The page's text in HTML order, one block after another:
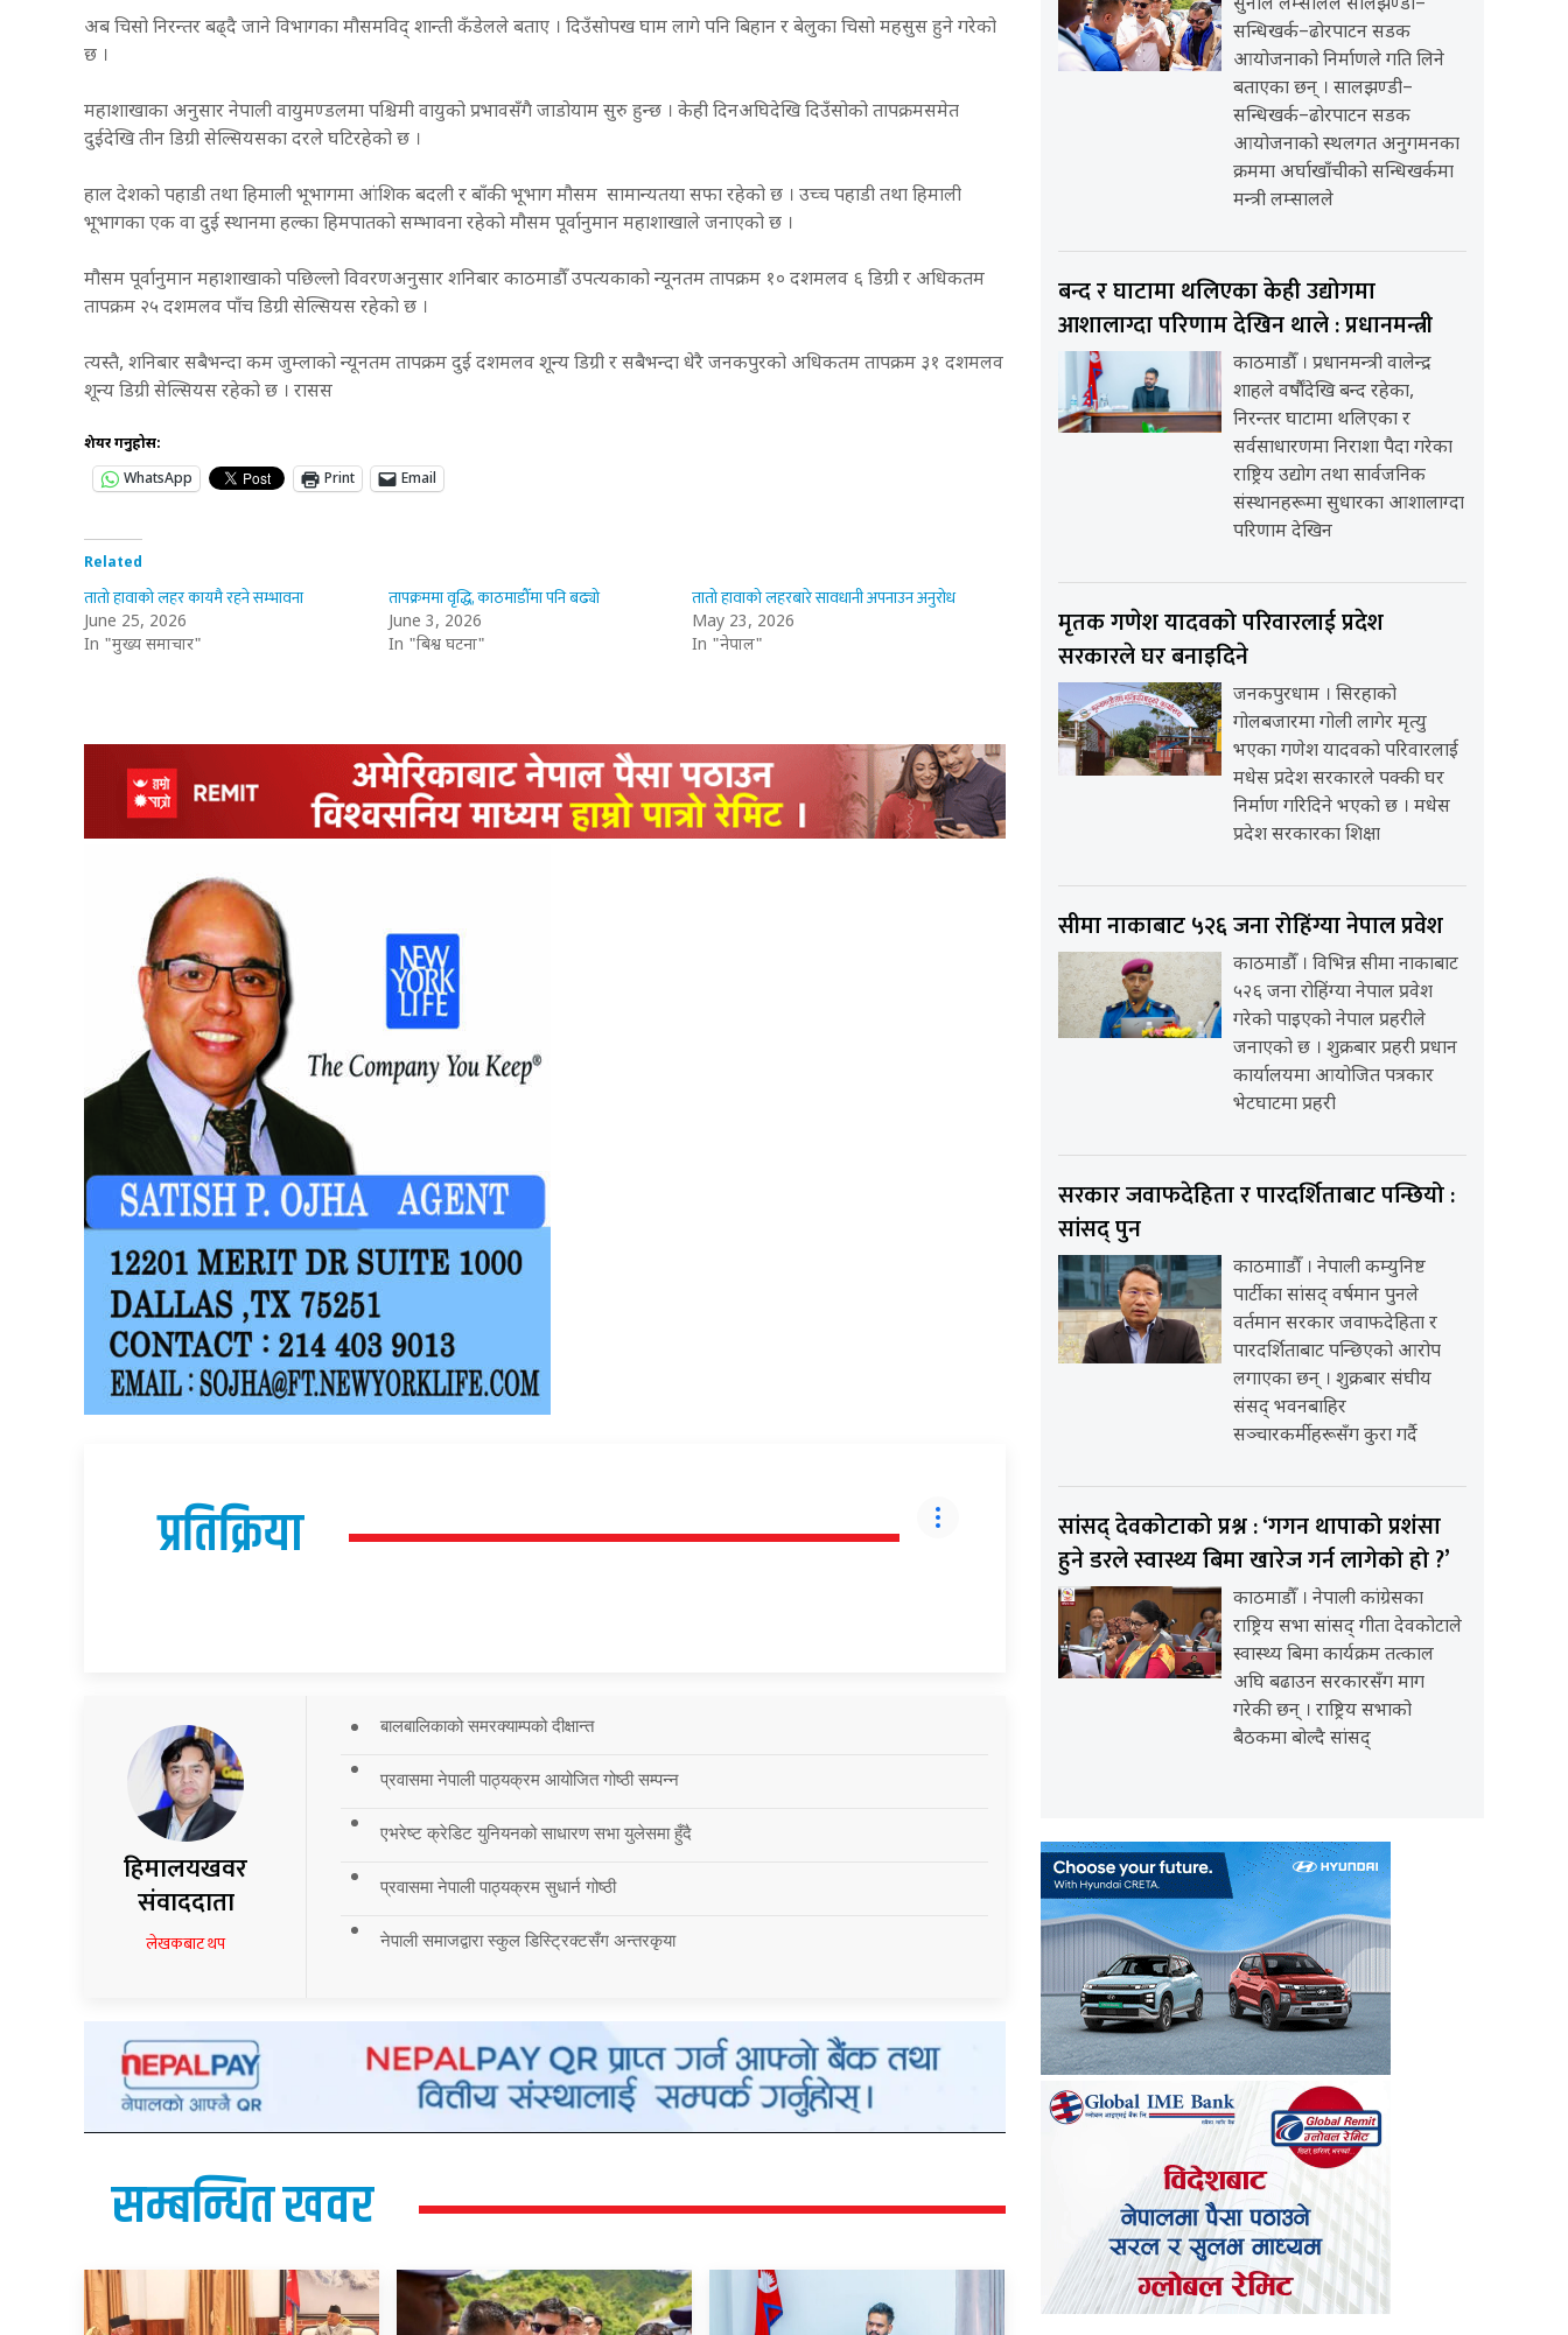
अब चिसो निरन्तर बढ्दै जाने विभागका मौसमविद् शान्ती कँडेलले बताए । दिउँसोपख घाम लागे पनि बिहान र बेलुका चिसो महसुस हुने गरेको
छ ।
महाशाखाका अनुसार नेपाली वायुमण्डलमा पश्चिमी वायुको प्रभावसँगै जाडोयाम सुरु हुन्छ । केही दिनअघिदेखि दिउँसोको तापक्रमसमेत
दुईदेखि तीन डिग्री सेल्सियसका दरले घटिरहेको छ ।
हाल देशको पहाडी तथा हिमाली भूभागमा आंशिक बदली र बाँकी भूभाग मौसम सामान्यतया सफा रहेको छ । उच्च पहाडी तथा हिमाली
भूभागका एक वा दुई स्थानमा हल्का हिमपातको सम्भावना रहेको मौसम पूर्वानुमान महाशाखाले जनाएको छ ।
मौसम पूर्वानुमान महाशाखाको पछिल्लो विवरणअनुसार शनिबार काठमाडौँ उपत्यकाको न्यूनतम तापक्रम १० दशमलव ६ डिग्री र अधिकतम
तापक्रम २५ दशमलव पाँच डिग्री सेल्सियस रहेको छ ।
त्यस्तै, शनिबार सबैभन्दा कम जुम्लाको न्यूनतम तापक्रम दुई दशमलव शून्य डिग्री र सबैभन्दा धेरै जनकपुरको अधिकतम तापक्रम ३१ दशमलव
शून्य डिग्री सेल्सियस रहेको छ । रासस
शेयर गर्नुहोस:
WhatsApp
Print Email
Related
तातो हावाको लहर कायमै रहने सम्भावना
June 25, 2026
In "मुख्य समाचार"
तापक्रममा वृद्धि, काठमाडौँमा पनि बढ्यो
June 3, 2026
In "बिश्व घटना"
तातो हावाको लहरबारे सावधानी अपनाउन अनुरोध
May 23, 2026
In "नेपाल"
प्रतिक्रिया
हिमालयखवर
संवाददाता
लेखकबाट थप
बालबालिकाको समरक्याम्पको दीक्षान्त
प्रवासमा नेपाली पाठ्यक्रम आयोजित गोष्ठी सम्पन्न
एभरेष्ट क्रेडिट युनियनको साधारण सभा युलेसमा हुँदै
प्रवासमा नेपाली पाठ्यक्रम सुधार्न गोष्ठी
नेपाली समाजद्वारा स्कुल डिस्ट्रिक्टसँग अन्तरकृया
सम्बन्धित खवर
सुनील लम्सालले सालझण्डी–
सन्धिखर्क–ढोरपाटन सडक
आयोजनाको निर्माणले गति लिने
बताएका छन् । सालझण्डी–
सन्धिखर्क–ढोरपाटन सडक
आयोजनाको स्थलगत अनुगमनका
क्रममा अर्घाखाँचीको सन्धिखर्कमा
मन्त्री लम्सालले
बन्द र घाटामा थलिएका केही उद्योगमा
आशालाग्दा परिणाम देखिन थाले : प्रधानमन्त्री
काठमाडौँ । प्रधानमन्त्री वालेन्द्र
शाहले वर्षौंदेखि बन्द रहेका,
निरन्तर घाटामा थलिएका र
सर्वसाधारणमा निराशा पैदा गरेका
राष्ट्रिय उद्योग तथा सार्वजनिक
संस्थानहरूमा सुधारका आशालाग्दा
परिणाम देखिन
मृतक गणेश यादवको परिवारलाई प्रदेश
सरकारले घर बनाइदिने
जनकपुरधाम । सिरहाको
गोलबजारमा गोली लागेर मृत्यु
भएका गणेश यादवको परिवारलाई
मधेस प्रदेश सरकारले पक्की घर
निर्माण गरिदिने भएको छ । मधेस
प्रदेश सरकारका शिक्षा
सीमा नाकाबाट ५२६ जना रोहिंग्या नेपाल प्रवेश
काठमाडौँ । विभिन्न सीमा नाकाबाट
५२६ जना रोहिंग्या नेपाल प्रवेश
गरेको पाइएको नेपाल प्रहरीले
जनाएको छ । शुक्रबार प्रहरी प्रधान
कार्यालयमा आयोजित पत्रकार
भेटघाटमा प्रहरी
सरकार जवाफदेहिता र पारदर्शिताबाट पन्छियो :
सांसद् पुन
काठमााडौँ । नेपाली कम्युनिष्ट
पार्टीका सांसद् वर्षमान पुनले
वर्तमान सरकार जवाफदेहिता र
पारदर्शिताबाट पन्छिएको आरोप
लगाएका छन् । शुक्रबार संघीय
संसद् भवनबाहिर
सञ्चारकर्मीहरूसँग कुरा गर्दै
सांसद् देवकोटाको प्रश्न : ‘गगन थापाको प्रशंसा
हुने डरले स्वास्थ्य बिमा खारेज गर्न लागेको हो ?’
काठमाडौँ । नेपाली कांग्रेसका
राष्ट्रिय सभा सांसद् गीता देवकोटाले
स्वास्थ्य बिमा कार्यक्रम तत्काल
अघि बढाउन सरकारसँग माग
गरेकी छन् । राष्ट्रिय सभाको
बैठकमा बोल्दै सांसद्